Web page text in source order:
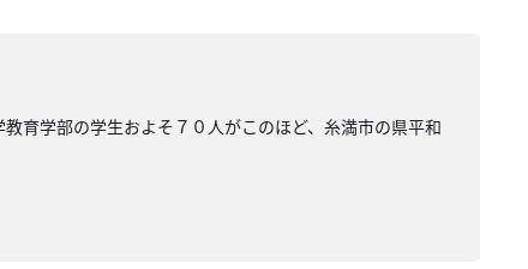
育学部の学生およそ７０人がこのほど、糸満市の県平和